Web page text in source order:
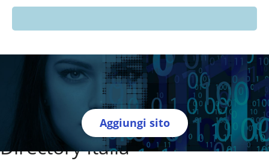
Aggiungi sito
Directory Italia